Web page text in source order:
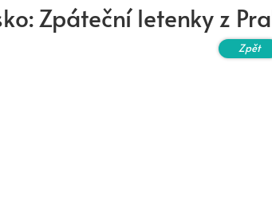
Zpáteční letenky z
Zpět